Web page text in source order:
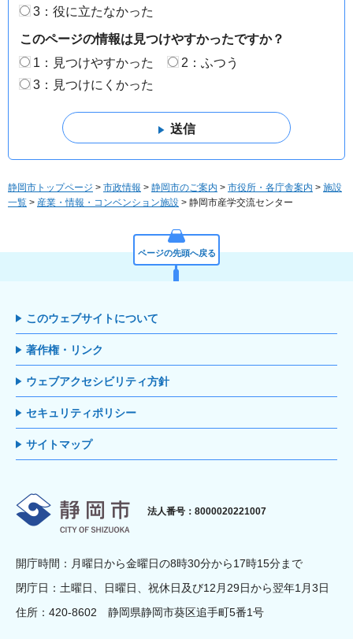
3：役に立たなかった
このページの情報は見つけやすかったですか？
1：見つけやすかった
2：ふつう
3：見つけにくかった
静岡市トップページ > 市政情報 > 静岡市のご案内 > 市役所・各庁舎案内 > 施設
一覧 > 産業・情報・コンベンション施設 > 静岡市産学交流センター
ページの先頭へ戻る
このウェブサイトについて
著作権・リンク
ウェブアクセシビリティ方針
セキュリティポリシー
サイトマップ
静岡市
法人番号：8000020221007
開庁時間：月曜日から金曜日の8時30分から17時15分まで
閉庁日：土曜日、日曜日、祝休日及び12月29日から翌年1月3日
住所：420-8602 静岡県静岡市葵区追手町5番1号